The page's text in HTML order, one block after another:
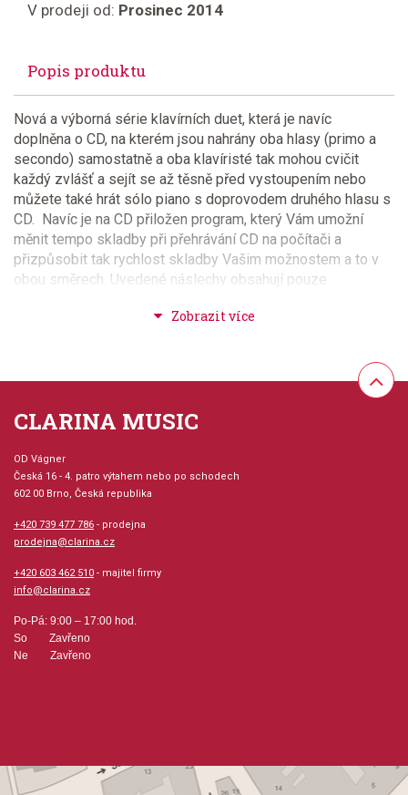
V prodeji od: Prosinec 2014
Popis produktu
Nová a výborná série klavírních duet, která je navíc
doplněna o CD, na kterém jsou nahrány oba hlasy (primo a
secondo) samostatně a oba klavíristé tak mohou cvičit
každý zvlášť a sejít se až těsně před vystoupením nebo
můžete také hrát sólo piano s doprovodem druhého hlasu s
CD. Navíc je na CD přiložen program, který Vám umožní
měnit tempo skladby při přehrávání CD na počítači a
přizpůsobit tak rychlost skladby Vašim možnostem a to v
obou směrech. Uvedené náslechy obsahují pouze
Hudební styl: muzikály + film + televize
Velikost (rozměr): 23 x 31 cm
Počet skladeb: 9
Počet stran: 79
CLARINA MUSIC
OD Vágner
Česká 16 - 4. patro výtahem nebo po schodech
602 00 Brno, Česká republika
+420 739 477 786 - prodejna
prodejna@clarina.cz
+420 603 462 510 - majitel firmy
info@clarina.cz
Po-Pá: 9:00 – 17:00 hod.
So Zavřeno
Ne Zavřeno